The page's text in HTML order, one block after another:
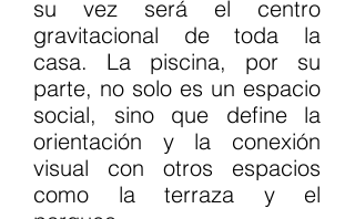
su vez será el centro
gravitacional de toda la
casa. La piscina, por su
parte, no solo es un espacio
social, sino que define la
orientación y la conexión
visual con otros espacios
como la terraza y el